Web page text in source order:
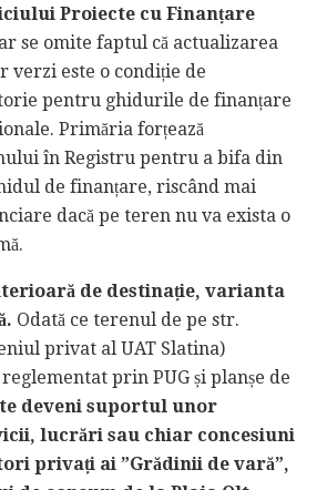
Proiecte cu Finanțare
se omite faptul că actualizarea
verzi este o condiție de
pentru ghidurile de finanțare
Primăria forțează
în Registru pentru a bifa din
de finanțare, riscând mai
dacă pe teren nu va exista o
de destinație, varianta
Odată ce terenul de pe str.
privat al UAT Slatina)
prin PUG și planșe de
deveni suportul unor
lucrări sau chiar concesiuni
privați ai ”Grădinii de vară”,